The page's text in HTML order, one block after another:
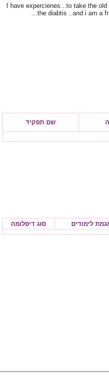
I have expercienes...to take the
the diabtis ..and i am a
שם תפקיד
לימודים סוג דיפלומה